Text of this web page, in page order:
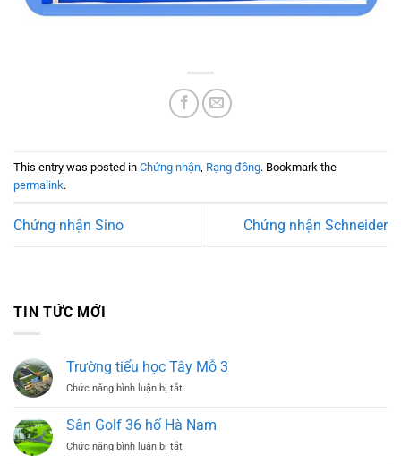
This entry was posted in Chứng nhận Rạng đông. Bookmark the
permalink.
Chứng nhận Sino Chứng nhận Schneider
TIN TỨC MỚI
Trường tiểu học Tây Mỗ 3
Chức năng bình luận bị tắtở
tiểu
học
Tây
Sân Golf 36 hố Hà Nam
Chức năng bình luận bị tắtở